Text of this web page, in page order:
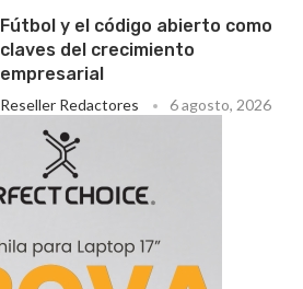
Fútbol y el código abierto como
claves del crecimiento
empresarial
Reseller Redactores 6 agosto, 2026